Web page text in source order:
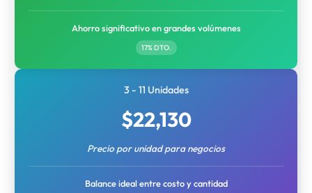
Ahorro significativo en grandes volúmenes
17% DTO.
3 - 11 Unidades
$22,130
Precio por unidad para negocios
Balance ideal entre costo y cantidad